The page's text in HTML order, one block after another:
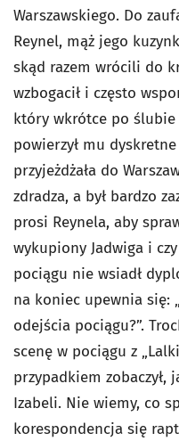
Warszawskiego. Do
Reynel, mąż jego
skąd razem wrócili do
wzbogacił i często
który wkrótce po ślubie
powierzył mu
przyjeżdżała do
zdradza, a był bardzo
prosi Reynela, aby
wykupiony Jadwiga i
pociągu nie wsiadł
na koniec upewnia się:
odejścia pociągu?”.
scenę w pociągu z
przypadkiem zobaczył,
Izabeli. Nie wiemy, co
korespondencja się